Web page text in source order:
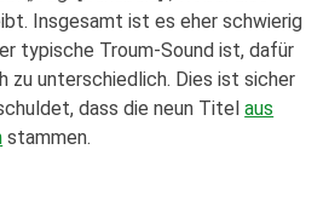
Insgesamt ist es eher schwierig
typische Troum-Sound ist, dafür
zu unterschiedlich. Dies ist sicher
dass die neun Titelaus
stammen.